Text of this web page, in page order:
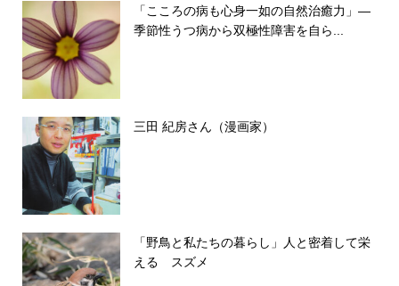
「こころの病も心身一如の自然治癒力」―
季節性うつ病から双極性障害を自ら...
三田 紀房さん（漫画家）
「野鳥と私たちの暮らし」人と密着して栄
える スズメ